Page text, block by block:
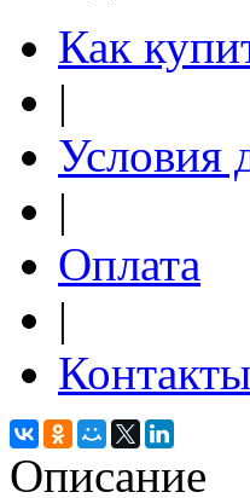
Как
|
Условия
|
Оплата
|
Контакты
Описание